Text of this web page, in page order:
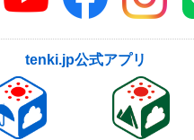
tenki.jp公式アプリ